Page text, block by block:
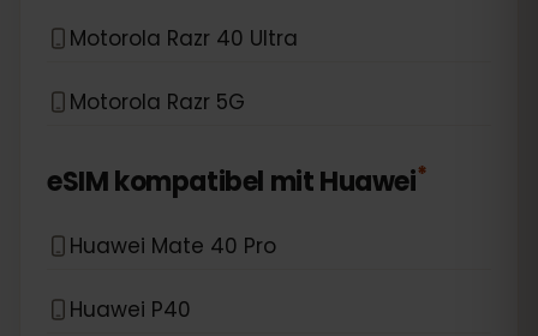
Motorola Razr 40 Ultra
Motorola Razr 5G
eSIM kompatibel mitHuawei*
Huawei Mate 40 Pro
Huawei P40